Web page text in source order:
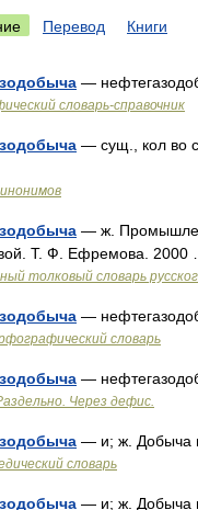
Перевод Книги
—
словарь-справочник
— сущ., кол во
— ж.
Т. Ф. Ефремова. 2000 …
толковый словарь
—
словарь
—
Через дефис.
— и; ж. Добыча
словарь
— и; ж. Добыча